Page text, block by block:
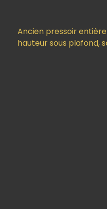
Ancien pressoir
hauteur sous plafond,